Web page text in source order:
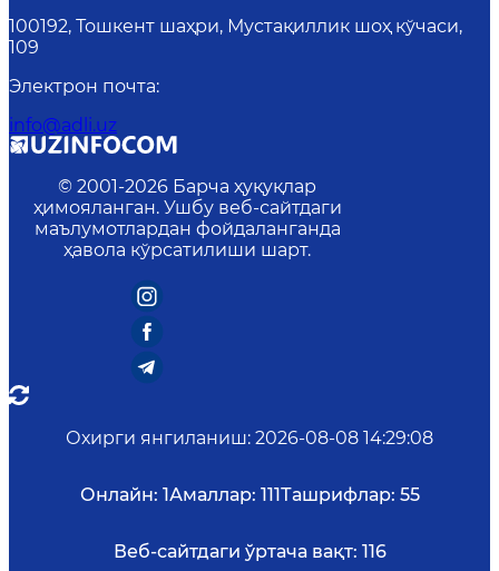
100192, Тошкент шаҳри, Мустақиллик шоҳ кўчаси,
109
Электрон почта:
info@adli.uz
© 2001-2026 Барча ҳуқуқлар
ҳимояланган. Ушбу веб-сайтдаги
маълумотлардан фойдаланганда
ҳавола кўрсатилиши шарт.
Охирги янгиланиш: 2026-08-08 14:29:08
Онлайн: 1Амаллар: 111Ташрифлар: 55
Веб-сайтдаги ўртача вақт: 116